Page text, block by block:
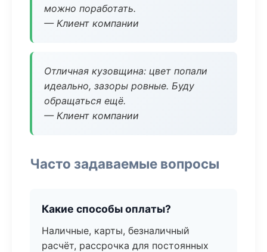
можно поработать.
— Клиент компании
Отличная кузовщина: цвет попали
идеально, зазоры ровные. Буду
обращаться ещё.
— Клиент компании
Часто задаваемые вопросы
Какие способы оплаты?
Наличные, карты, безналичный
расчёт, рассрочка для постоянных